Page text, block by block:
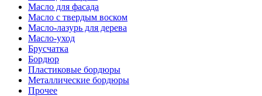
Масло для фасада
Масло с твердым воском
Масло-лазурь для дерева
Масло-уход
Брусчатка
Бордюр
Пластиковые бордюры
Металлические бордюры
Прочее